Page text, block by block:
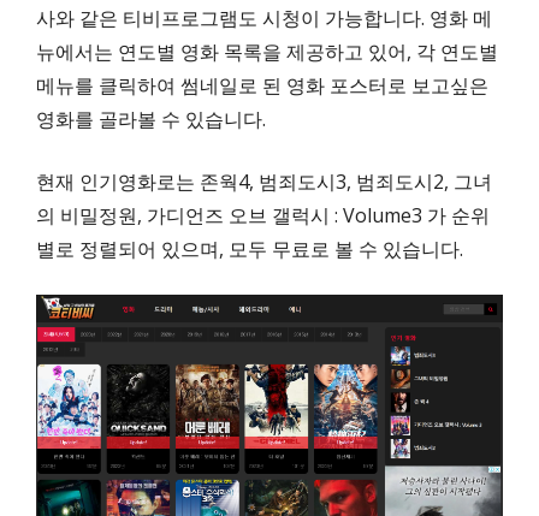
사와 같은 티비프로그램도 시청이 가능합니다. 영화 메
뉴에서는 연도별 영화 목록을 제공하고 있어, 각 연도별
메뉴를 클릭하여 썸네일로 된 영화 포스터로 보고싶은
영화를 골라볼 수 있습니다.
현재 인기영화로는 존웍4, 범죄도시3, 범죄도시2, 그녀
의 비밀정원, 가디언즈 오브 갤럭시 : Volume3 가 순위
별로 정렬되어 있으며, 모두 무료로 볼 수 있습니다.